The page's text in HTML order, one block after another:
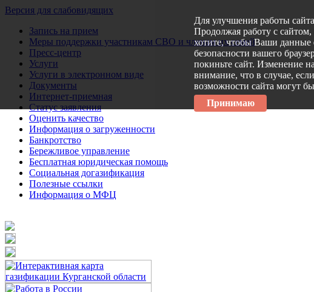
Версия для слабовидящих
Запись на прием
Меры поддержки участникам СВО и членам их семей
Пресс-центр
Услуги
Услуги в электронном виде
Документы
Интернет-приемная
Статус заявления
Оценить качество
Информация о загруженности
Банкротство
Бережливое управление
Бесплатная юридическая помощь
Социальная догазификация
Полезные ссылки
Информация о МФЦ
Для улучшения работы
Продолжая работу с
хотите, чтобы Ваши данные
безопасности вашего
покиньте сайт. Изменение
внимание, что в случае,
возможности сайта могут
Принимаю